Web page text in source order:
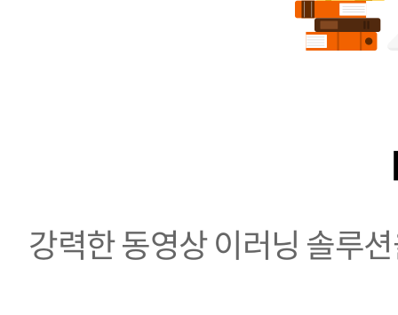
강력한 동영상 이러닝 솔루